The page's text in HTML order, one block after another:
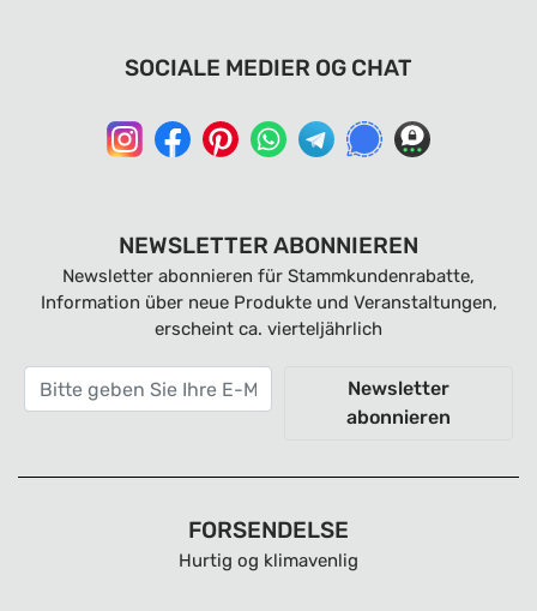
SOCIALE MEDIER OG CHAT
NEWSLETTER ABONNIEREN
Newsletter abonnieren für Stammkundenrabatte,
Information über neue Produkte und Veranstaltungen,
erscheint ca. vierteljährlich
Newsletter
abonnieren
FORSENDELSE
Hurtig og klimavenlig